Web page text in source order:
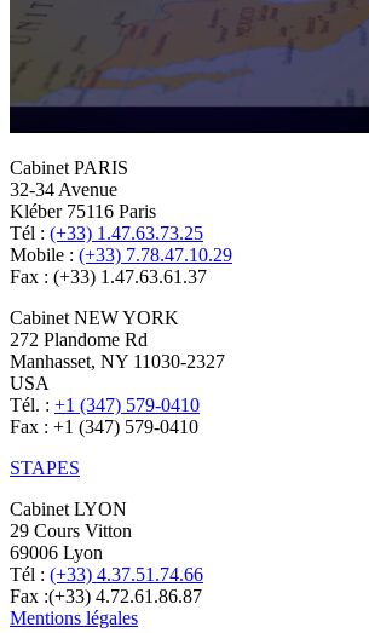
Cabinet PARIS
32-34 Avenue
Kléber 75116 Paris
Tél : (+33) 1.47.63.73.25
Mobile : (+33) 7.78.47.10.29
Fax : (+33) 1.47.63.61.37
Cabinet NEW YORK
272 Plandome Rd
Manhasset, NY 11030-2327
USA
Tél. : +1 (347) 579-0410
Fax : +1 (347) 579-0410
STAPES
Cabinet LYON
29 Cours Vitton
69006 Lyon
Tél : (+33) 4.37.51.74.66
Fax :(+33) 4.72.61.86.87
Mentions légales